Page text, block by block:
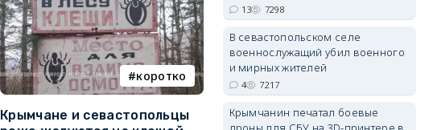
коротко
Крымчане и севастопольцы
В Севастополе утвердили
13 7298
В севастопольском селе
военнослужащий убил военного
и мирных жителей
4 7217
Крымчанин печатал боевые